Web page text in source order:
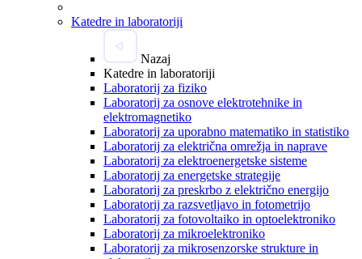
Katedre in laboratoriji
Nazaj
Katedre in laboratoriji
Laboratorij za fiziko
Laboratorij za osnove elektrotehnike in
elektromagnetiko
Laboratorij za uporabno matematiko in statistiko
Laboratorij za električna omrežja in naprave
Laboratorij za elektroenergetske sisteme
Laboratorij za energetske strategije
Laboratorij za preskrbo z električno energijo
Laboratorij za razsvetljavo in fotometrijo
Laboratorij za fotovoltaiko in optoelektroniko
Laboratorij za mikroelektroniko
Laboratorij za mikrosenzorske strukture in